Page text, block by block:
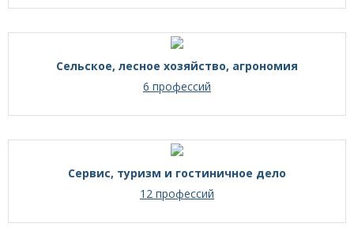
Сельское, лесное хозяйство, агрономия
6 профессий
Сервис, туризм и гостиничное дело
12 профессий